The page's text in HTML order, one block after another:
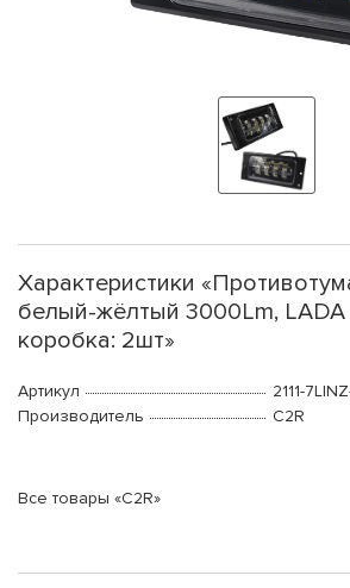
Характеристики
белый-жёлтый 3000Lm, LADA
коробка: 2шт»
Артикул
2111-
Производитель
C2R
Все товары «C2R»